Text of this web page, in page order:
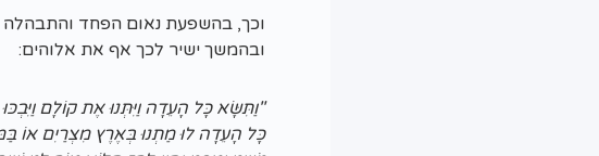
וכך, בהשפעת נאום הפחד
ובהמשך ישיר לכך אף את אלוהים:
"וַתִּשָּׂא כָּל הָעֵדָה וַיִּתְּנוּ אֶת קוֹלָם
כָּל הָעֵדָה לוּ מַתְנוּ בְּאֶרֶץ מִצְרַיִם אוֹ